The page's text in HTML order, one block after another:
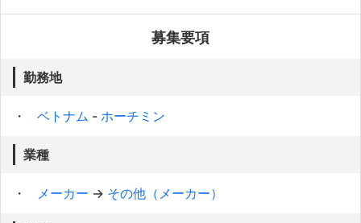
募集要項
勤務地
ベトナム - ホーチミン
業種
メーカー → その他（メーカー）